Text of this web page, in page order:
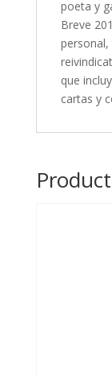
poeta y
Breve
que
cartas y